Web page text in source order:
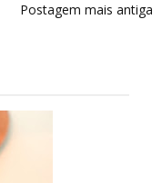
Postagem mais antiga